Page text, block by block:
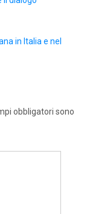
in Italia e nel
obbligatori sono